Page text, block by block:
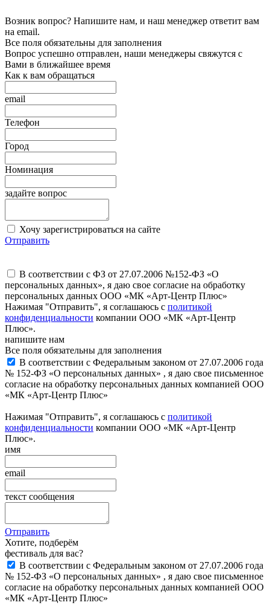
Возник вопрос? Напишите нам, и наш менеджер ответит вам
на email.
Все поля обязательны для заполнения
Вопрос успешно отправлен, наши менеджеры свяжутся с
Вами в ближайшее время
Как к вам обращаться
email
Телефон
Город
Номинация
задайте вопрос
Хочу зарегистрироваться на сайте
Отправить
В соответствии с ФЗ от 27.07.2006 №152-ФЗ «О
персональных данных», я даю свое согласие на обработку
персональных данных ООО «МК «Арт-Центр Плюс»
Нажимая "Отправить", я соглашаюсь с политикой
конфиденциальности компании ООО «МК «Арт-Центр
Плюс».
напишите нам
Все поля обязательны для заполнения
В соответствии с Федеральным законом от 27.07.2006 года
№ 152-ФЗ «О персональных данных» , я даю свое письменное
согласие на обработку персональных данных компанией ООО
«МК «Арт-Центр Плюс»
Нажимая "Отправить", я соглашаюсь с политикой
конфиденциальности компании ООО «МК «Арт-Центр
Плюс».
имя
email
текст сообщения
Отправить
Хотите, подберём
фестиваль для вас?
В соответствии с Федеральным законом от 27.07.2006 года
№ 152-ФЗ «О персональных данных» , я даю свое письменное
согласие на обработку персональных данных компанией ООО
«МК «Арт-Центр Плюс»